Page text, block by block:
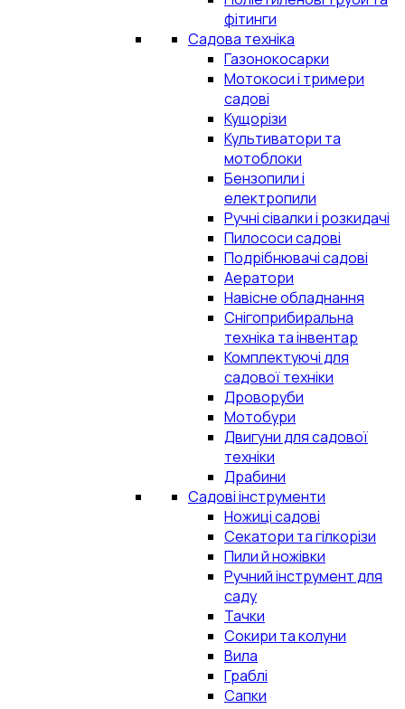
фітинги
Садова техніка
Газонокосарки
Мотокоси і тримери
садові
Кущорізи
Культиватори та
мотоблоки
Бензопили і
електропили
Ручні сівалки і розкидачі
Пилососи садові
Подрібнювачі садові
Аератори
Навісне обладнання
Снігоприбиральна
техніка та інвентар
Комплектуючі для
садової техніки
Дроворуби
Мотобури
Двигуни для садової
техніки
Драбини
Садові інструменти
Ножиці садові
Секатори та гілкорізи
Пили й ножівки
Ручний інструмент для
саду
Тачки
Сокири та колуни
Вила
Граблі
Сапки